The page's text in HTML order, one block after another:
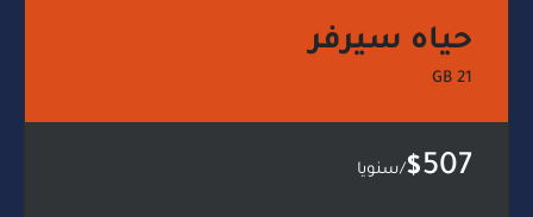
حياه سيرفر
21 GB
$507 /سنويا